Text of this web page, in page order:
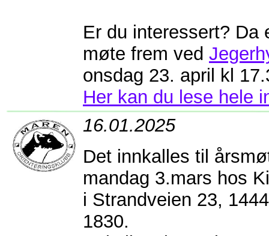
Er du interessert? Da
møte frem ved
onsdag 23. april kl
Her kan du lese hele
16.01.2025
Det innkalles til
mandag 3.mars hos
i Strandveien 23,
1830.